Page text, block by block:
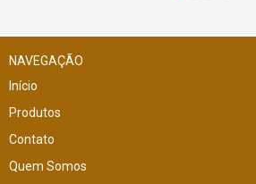
NAVEGAÇÃO
Início
Produtos
Contato
Quem Somos